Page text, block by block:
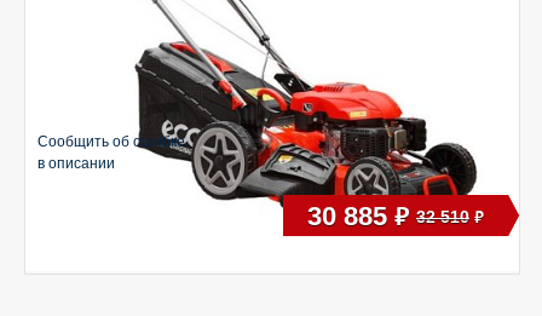
Сообщить об ошибке
в описании
30 885 руб 32 510 руб